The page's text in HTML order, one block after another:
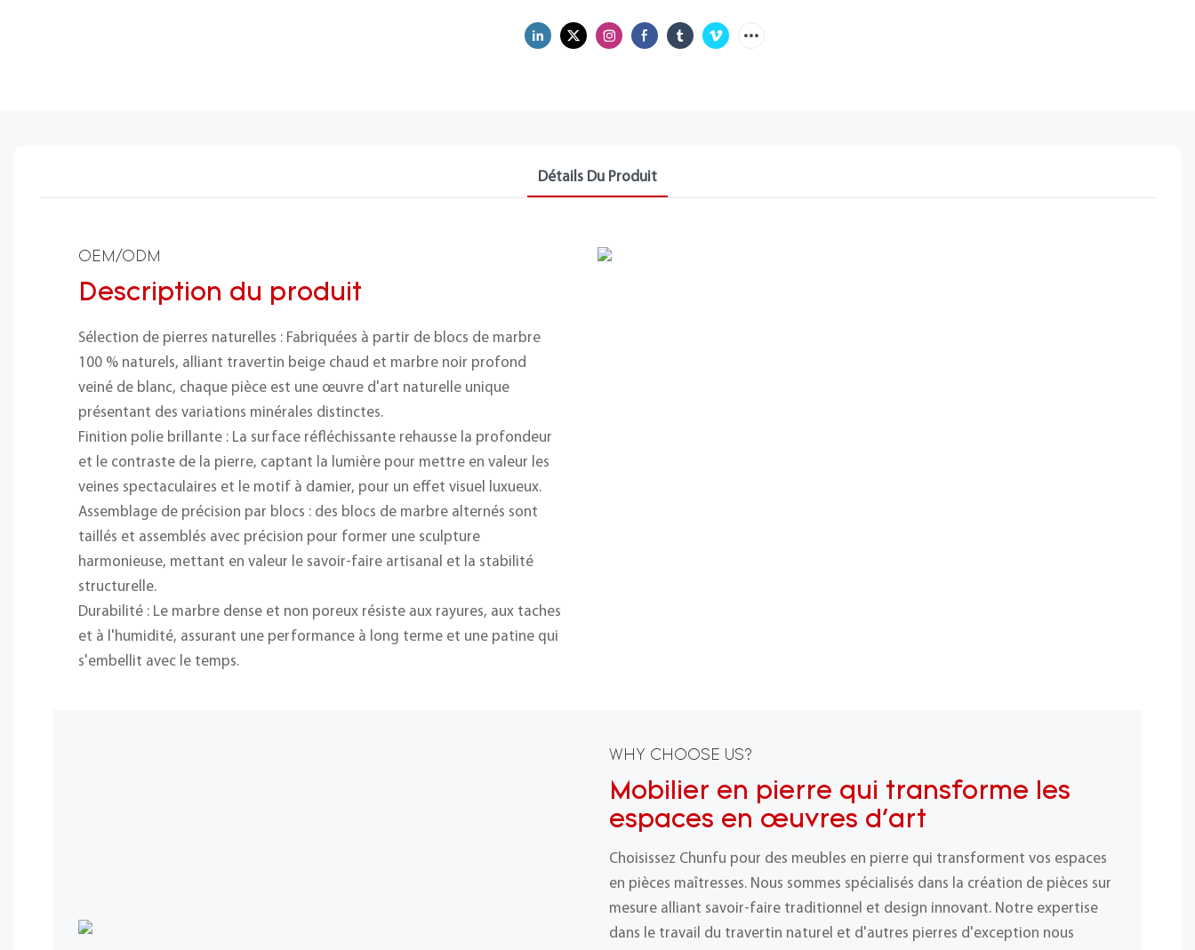
Détails Du Produit
OEM/ODM
Description du produit
Sélection de pierres naturelles : Fabriquées à partir de blocs de marbre
100 % naturels, alliant travertin beige chaud et marbre noir profond
veiné de blanc, chaque pièce est une œuvre d'art naturelle unique
présentant des variations minérales distinctes.
Finition polie brillante : La surface réfléchissante rehausse la profondeur
et le contraste de la pierre, captant la lumière pour mettre en valeur les
veines spectaculaires et le motif à damier, pour un effet visuel luxueux.
Assemblage de précision par blocs : des blocs de marbre alternés sont
taillés et assemblés avec précision pour former une sculpture
harmonieuse, mettant en valeur le savoir-faire artisanal et la stabilité
structurelle.
Durabilité : Le marbre dense et non poreux résiste aux rayures, aux taches
et à l'humidité, assurant une performance à long terme et une patine qui
s'embellit avec le temps.
WHY CHOOSE US?
Mobilier en pierre qui transforme les
espaces en œuvres d'art
Choisissez Chunfu pour des meubles en pierre qui transforment vos espaces
en pièces maîtresses. Nous sommes spécialisés dans la création de pièces sur
mesure alliant savoir-faire traditionnel et design innovant. Notre expertise
dans le travail du travertin naturel et d'autres pierres d'exception nous